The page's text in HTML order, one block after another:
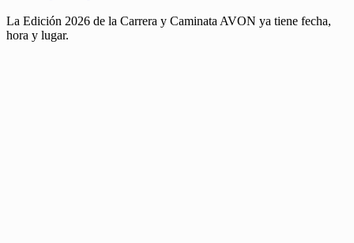
La Edición 2026 de la Carrera y Caminata AVON ya tiene fecha,
hora y lugar.